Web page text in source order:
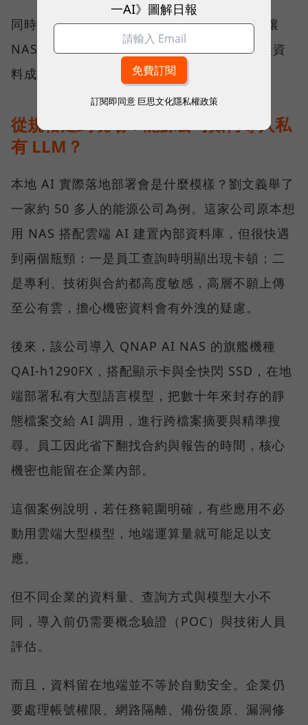
同時 QNAP 也在軟體端也持續開發，目標是讓
NAS 裡的資料更有效率地被 AI 工具調用，讓資
料成為有價值的知識。
從規格走到現場：能源公司如何導入私
有 LLM？
本地 AI 實際落地部署會是什麼模樣？劉文義舉了
一家約 50 多人的能源公司為例。這家公司原本想
用 NAS 搭配雲端 AI 建置內部資料庫，但很快遇
到兩個瓶頸：一是員工查詢時明顯出現卡頓；二
是專利、技術與合約都高度敏感，高層不願上傳
至公有雲，擔心機密資料會有外洩的疑慮。
後來，該公司導入 QNAP AI NAS 的旗艦機種
QAI-h1290FX，搭配顯示卡與全快閃 SSD，在地
端部署私有大型語言模型，把數十年來封存的靜
態檔案交給 AI 調用，進行跨檔案摘要與精準搜
尋。員工因此省下翻找合約與報告的時間，核心
機密也能留在企業內部。
這個案例說明，若任務範圍明確，有些應用不必
動用雲端大型模型，地端運算量就可能足以支
應。
但不同企業的資料量、查詢方式與模型大小不
同，導入前仍需要概念驗證（POC）與技術人員
評估。
而且，資料留在地端並不等於自動安全。企業仍
要處理帳號權限、網路隔離、備份復原、漏洞修
一AI》圖解日報
訂閱即同意 巨思文化隱私權政策